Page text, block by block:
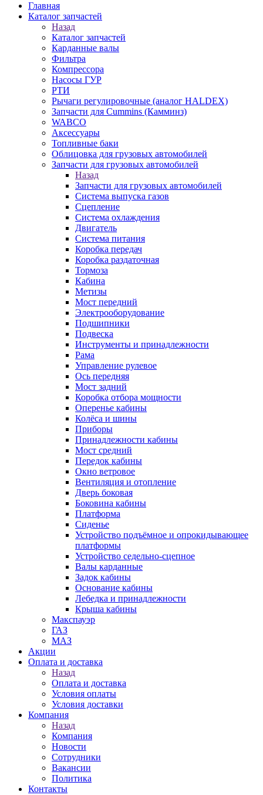
Главная
Каталог запчастей
Назад
Каталог запчастей
Карданные валы
Фильтра
Компрессора
Насосы ГУР
РТИ
Рычаги регулировочные (аналог HALDEX)
Запчасти для Cummins (Камминз)
WABCO
Аксессуары
Топливные баки
Облицовка для грузовых автомобилей
Запчасти для грузовых автомобилей
Назад
Запчасти для грузовых автомобилей
Система выпуска газов
Сцепление
Система охлаждения
Двигатель
Система питания
Коробка передач
Коробка раздаточная
Тормоза
Кабина
Метизы
Мост передний
Электрооборудование
Подшипники
Подвеска
Инструменты и принадлежности
Рама
Управление рулевое
Ось передняя
Мост задний
Коробка отбора мощности
Оперенье кабины
Колёса и шины
Приборы
Принадлежности кабины
Мост средний
Передок кабины
Окно ветровое
Вентиляция и отопление
Дверь боковая
Боковина кабины
Платформа
Сиденье
Устройство подъёмное и опрокидывающее
платформы
Устройство седельно-сцепное
Валы карданные
Задок кабины
Основание кабины
Лебедка и принадлежности
Крыша кабины
Макспауэр
ГАЗ
МАЗ
Акции
Оплата и доставка
Назад
Оплата и доставка
Условия оплаты
Условия доставки
Компания
Назад
Компания
Новости
Сотрудники
Вакансии
Политика
Контакты